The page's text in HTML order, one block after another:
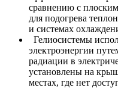
сравнению с
для подогрева
и системах
Гелиосистемы
электроэнергии
радиации в
установлены на
местах, где нет